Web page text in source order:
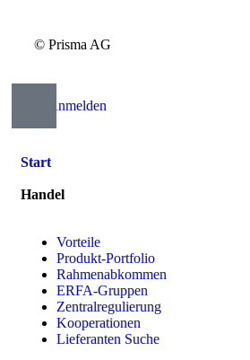
© Prisma AG
Anmelden
Start
Handel
Vorteile
Produkt-Portfolio
Rahmenabkommen
ERFA-Gruppen
Zentralregulierung
Kooperationen
Lieferanten Suche